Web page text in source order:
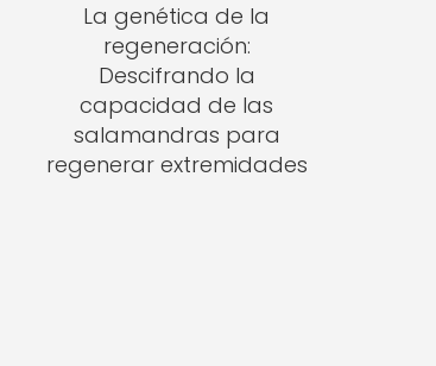
La genética de la
regeneración:
Descifrando la
capacidad de las
salamandras para
regenerar extremidades